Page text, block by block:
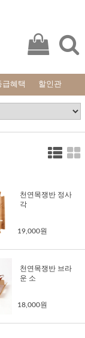
급혜택 할인관
천연목쟁반 정사
각
19,000원
천연목쟁반 브라
운 소
18,000원